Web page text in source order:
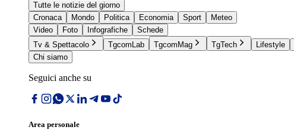
Tutte le notizie del giorno
Cronaca
Mondo Politica Economia Sport
Meteo
Video
Foto Infografiche
Schede
Tv & Spettacolo
TgcomLab TgcomMag TgTech Lifestyle
Chi siamo
Seguici anche su
Area personale